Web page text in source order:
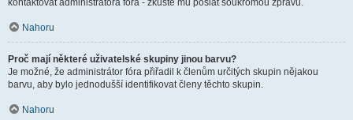
kontaktovat administrátora fóra - zkuste mu poslat soukromou zprávu.
Nahoru
Proč mají některé uživatelské skupiny jinou barvu?
Je možné, že administrátor fóra přiřadil k členům určitých skupin nějakou
barvu, aby bylo jednodušší identifikovat členy těchto skupin.
Nahoru